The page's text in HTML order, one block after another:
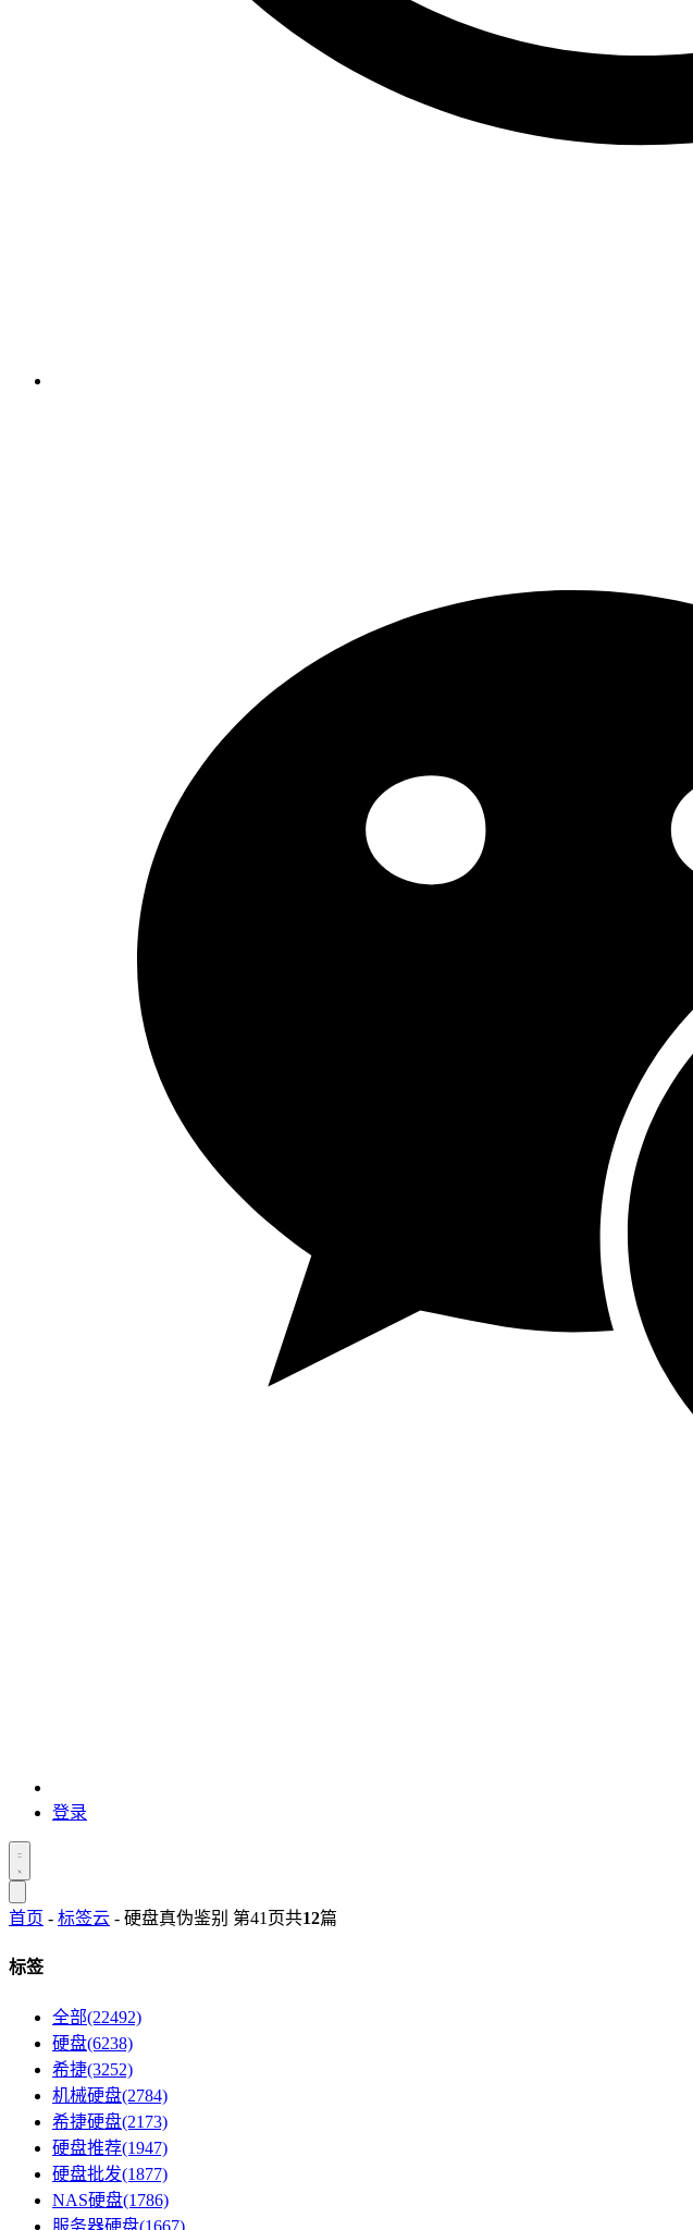
登录
首页 - 标签云 - 硬盘真伪鉴别 第41页共12篇
标签
全部(22492)
硬盘(6238)
希捷(3252)
机械硬盘(2784)
希捷硬盘(2173)
硬盘推荐(1947)
硬盘批发(1877)
NAS硬盘(1786)
服务器硬盘(1667)